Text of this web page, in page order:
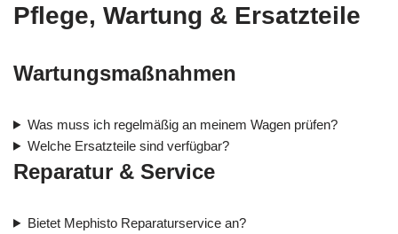
Pflege, Wartung & Ersatzteile
Wartungsmaßnahmen
Was muss ich regelmäßig an meinem Wagen prüfen?
Welche Ersatzteile sind verfügbar?
Reparatur & Service
Bietet Mephisto Reparaturservice an?